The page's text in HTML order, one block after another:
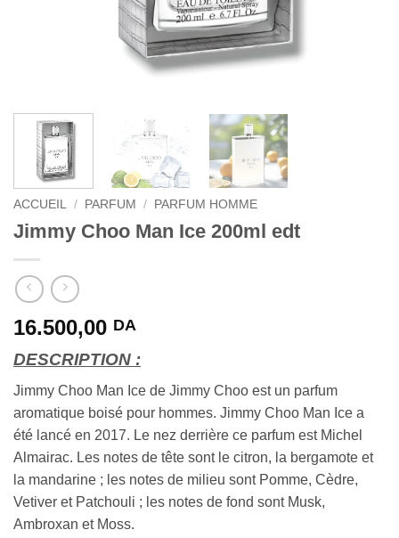
ACCUEIL / PARFUM / PARFUM HOMME
Jimmy Choo Man Ice 200ml edt
16.500,00 DA
DESCRIPTION :
Jimmy Choo Man Ice de Jimmy Choo est un parfum
aromatique boisé pour hommes. Jimmy Choo Man Ice a
été lancé en 2017. Le nez derrière ce parfum est Michel
Almairac. Les notes de tête sont le citron, la bergamote et
la mandarine ; les notes de milieu sont Pomme, Cèdre,
Vetiver et Patchouli ; les notes de fond sont Musk,
Ambroxan et Moss.